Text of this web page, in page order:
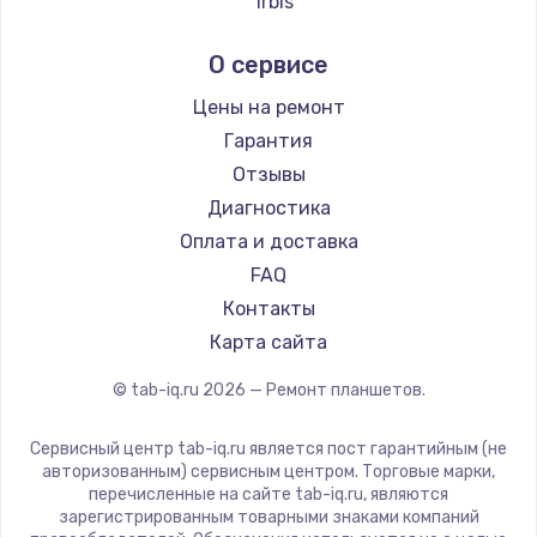
Замена термопасты
Заказать
Заказать
1145 руб.
Заказать
Замена северного моста
2600 руб.
Microsoft
BlackView
Amazon
Aquarius
Philips
Dell
HP
Getac
ZTE
CHUWI
О сервисе
Цены на ремонт
Гарантия
Отзывы
Диагностика
Оплата и доставка
FAQ
Контакты
Карта сайта
© tab-iq.ru 2026 — Ремонт планшетов.
Сервисный центр tab-iq.ru является пост гарантийным (не
авторизованным) сервисным центром. Торговые марки,
перечисленные на сайте tab-iq.ru, являются
зарегистрированным товарными знаками компаний